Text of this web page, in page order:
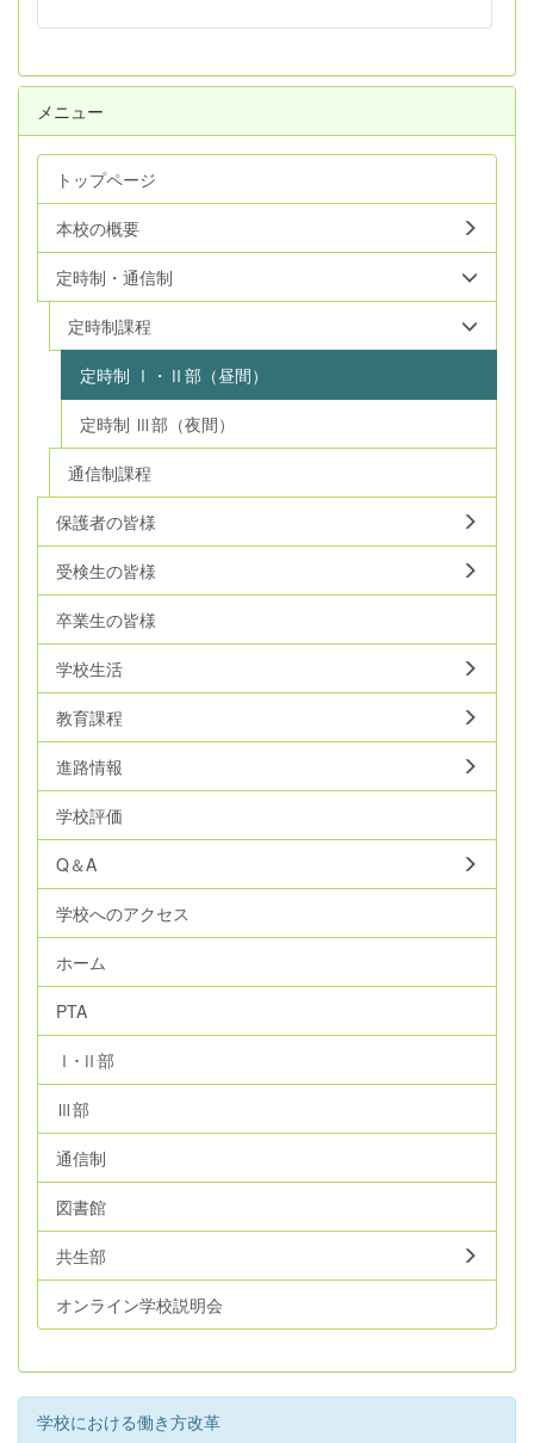
メニュー
トップページ
本校の概要
定時制・通信制
定時制課程
定時制 Ⅰ・Ⅱ部（昼間）
定時制 Ⅲ部（夜間）
通信制課程
保護者の皆様
受検生の皆様
卒業生の皆様
学校生活
教育課程
進路情報
学校評価
Q＆A
学校へのアクセス
ホーム
PTA
Ⅰ･Ⅱ部
Ⅲ部
通信制
図書館
共生部
オンライン学校説明会
学校における働き方改革